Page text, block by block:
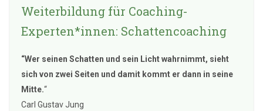
Weiterbildung für Coaching-
Experten*innen: Schattencoaching
“Wer seinen Schatten und sein Licht wahrnimmt, sieht
sich von zwei Seiten und damit kommt er dann in seine
Mitte.“
Carl Gustav Jung